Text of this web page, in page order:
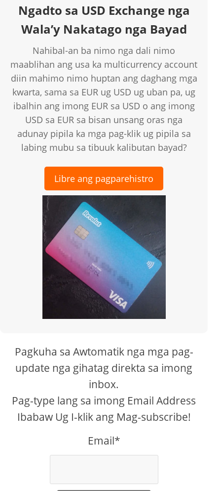
Ngadto sa USD Exchange nga
Wala’y Nakatago nga Bayad
Nahibal-an ba nimo nga dali nimo
maablihan ang usa ka multicurrency account
diin mahimo nimo huptan ang daghang mga
kwarta, sama sa EUR ug USD ug uban pa, ug
ibalhin ang imong EUR sa USD o ang imong
USD sa EUR sa bisan unsang oras nga
adunay pipila ka mga pag-klik ug pipila sa
labing mubu sa tibuuk kalibutan bayad?
Libre ang pagparehistro
Pagkuha sa Awtomatik nga mga pag-
update nga gihatag direkta sa imong
inbox.
Pag-type lang sa imong Email Address
Ibabaw Ug I-klik ang Mag-subscribe!
Email*